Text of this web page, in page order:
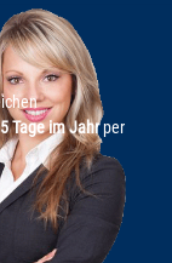
Tage im Jahrper